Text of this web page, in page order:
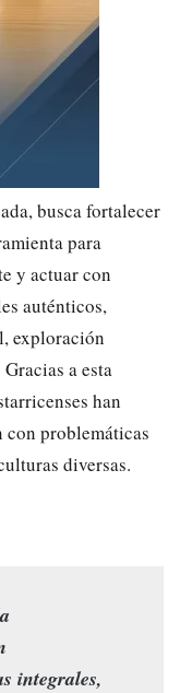
busca fortalecer
para
y actuar con
auténticos,
exploración
a esta
han
con problemáticas
diversas.
integrales,